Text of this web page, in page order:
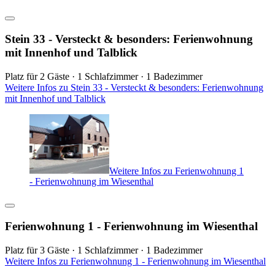
Stein 33 - Versteckt & besonders: Ferienwohnung
mit Innenhof und Talblick
Platz für 2 Gäste · 1 Schlafzimmer · 1 Badezimmer
Weitere Infos zu Stein 33 - Versteckt & besonders: Ferienwohnung
mit Innenhof und Talblick
Weitere Infos zu Ferienwohnung 1
- Ferienwohnung im Wiesenthal
Ferienwohnung 1 - Ferienwohnung im Wiesenthal
Platz für 3 Gäste · 1 Schlafzimmer · 1 Badezimmer
Weitere Infos zu Ferienwohnung 1 - Ferienwohnung im Wiesenthal